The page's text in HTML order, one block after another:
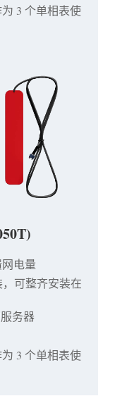
3 个单相表使
电量
可整齐安装在
务器
3 个单相表使